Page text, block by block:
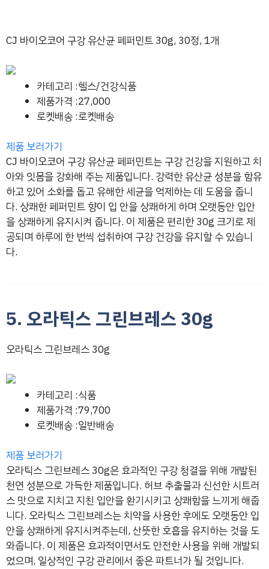
CJ 바이오코어 구강 유산균 페퍼민트 30g, 30정, 1개
카테고리 :헬스/건강식품
제품가격 :27,000
로켓배송 :로켓배송
제품 보러가기
CJ 바이오코어 구강 유산균 페퍼민트는 구강 건강을 지원하고 치
아와 잇몸을 강화해 주는 제품입니다. 강력한 유산균 성분을 함유
하고 있어 소화를 돕고 유해한 세균을 억제하는 데 도움을 줍니
다. 상쾌한 페퍼민트 향이 입 안을 상쾌하게 하며 오랫동안 입안
을 상쾌하게 유지시켜 줍니다. 이 제품은 편리한 30g 크기로 제
공되며 하루에 한 번씩 섭취하여 구강 건강을 유지할 수 있습니
다.
5. 오라틱스 그린브레스 30g
오라틱스 그린브레스 30g
카테고리 :식품
제품가격 :79,700
로켓배송 :일반배송
제품 보러가기
오라틱스 그린브레스 30g은 효과적인 구강 청결을 위해 개발된
천연 성분으로 가득한 제품입니다. 허브 추출물과 신선한 시트러
스 맛으로 지치고 지친 입안을 환기시키고 상쾌함을 느끼게 해줍
니다. 오라틱스 그린브레스는 치약을 사용한 후에도 오랫동안 입
안을 상쾌하게 유지시켜주는데, 산뜻한 호흡을 유지하는 것을 도
와줍니다. 이 제품은 효과적이면서도 안전한 사용을 위해 개발되
었으며, 일상적인 구강 관리에서 좋은 파트너가 될 것입니다.